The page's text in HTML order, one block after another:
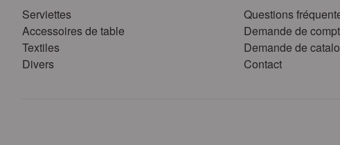
Serviettes
Accessoires de table
Textiles
Divers
Questions
Demande de
Demande de
Contact